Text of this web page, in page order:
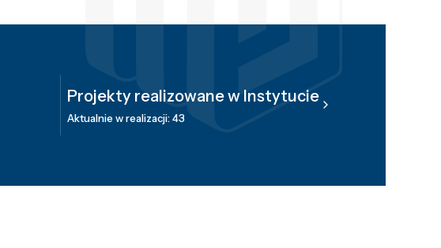
Projekty realizowane w Instytucie
Aktualnie w realizacji: 43